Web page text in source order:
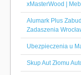
xMasterWood |
Alumark Plus
Zadaszenia
Ubezpieczenia u
Skup Aut Złomu